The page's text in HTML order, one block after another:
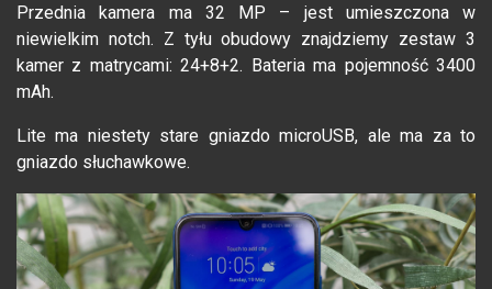
Przednia kamera ma 32 MP – jest umieszczona w
niewielkim notch. Z tyłu obudowy znajdziemy zestaw 3
kamer z matrycami: 24+8+2. Bateria ma pojemność 3400
mAh.
Lite ma niestety stare gniazdo microUSB, ale ma za to
gniazdo słuchawkowe.